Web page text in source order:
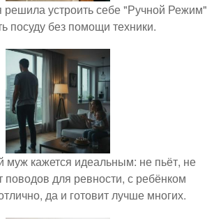
решила устроить себе "Ручной Режим"
посуду без помощи техники.
кажется идеальным: не пьёт, не
поводов для ревности, с ребёнком
да и готовит лучше многих.